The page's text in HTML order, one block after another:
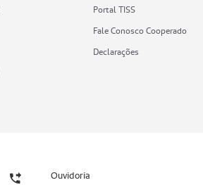
Portal TISS
Fale Conosco Cooperado
Declarações
Ouvidoria